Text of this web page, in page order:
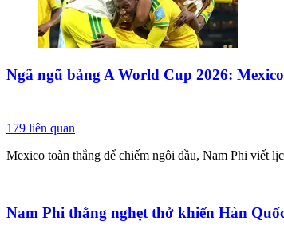
Ngã ngũ bảng A World Cup 2026:
179 liên quan
Mexico toàn thắng để chiếm ngôi đầu, Nam Phi viết
Nam Phi thắng nghẹt thở khiến Hàn